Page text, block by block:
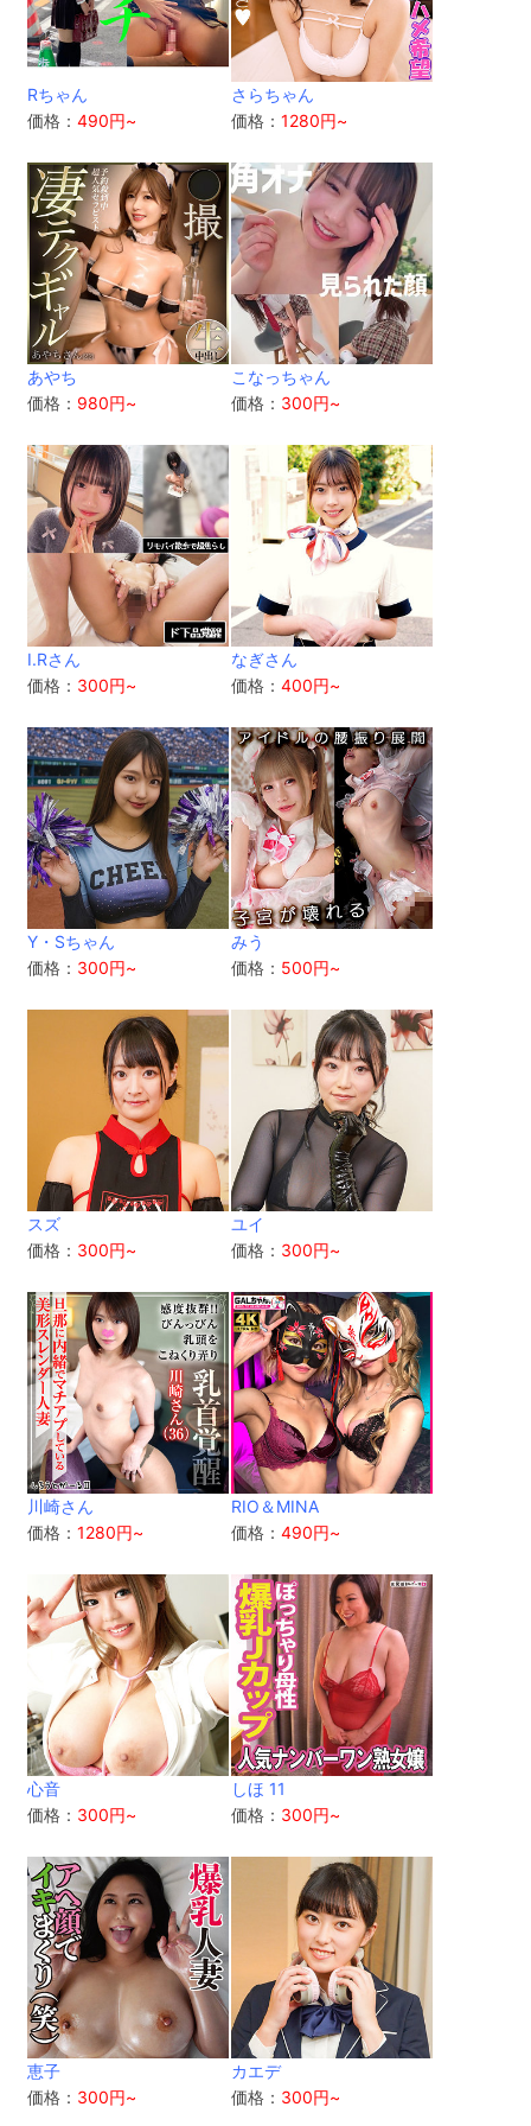
Rちゃん
価格：490円~
さらちゃん
価格：1280円~
あやち
価格： 980円~
こなっちゃん
価格： 300円~
I.Rさん
価格： 300円~
なぎさん
価格：400円~
Y・Sちゃん
価格： 300円~
みう
価格： 500円~
スズ
価格： 300円~
ユイ
価格： 300円~
川崎さん
価格：1280円~
RIO＆MINA
価格：490円~
心音
価格： 300円~
しほ 11
価格： 300円~
恵子
価格： 300円~
カエデ
価格： 300円~